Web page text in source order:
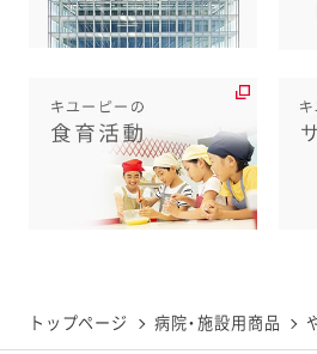
トップページ 病院・施設用商品